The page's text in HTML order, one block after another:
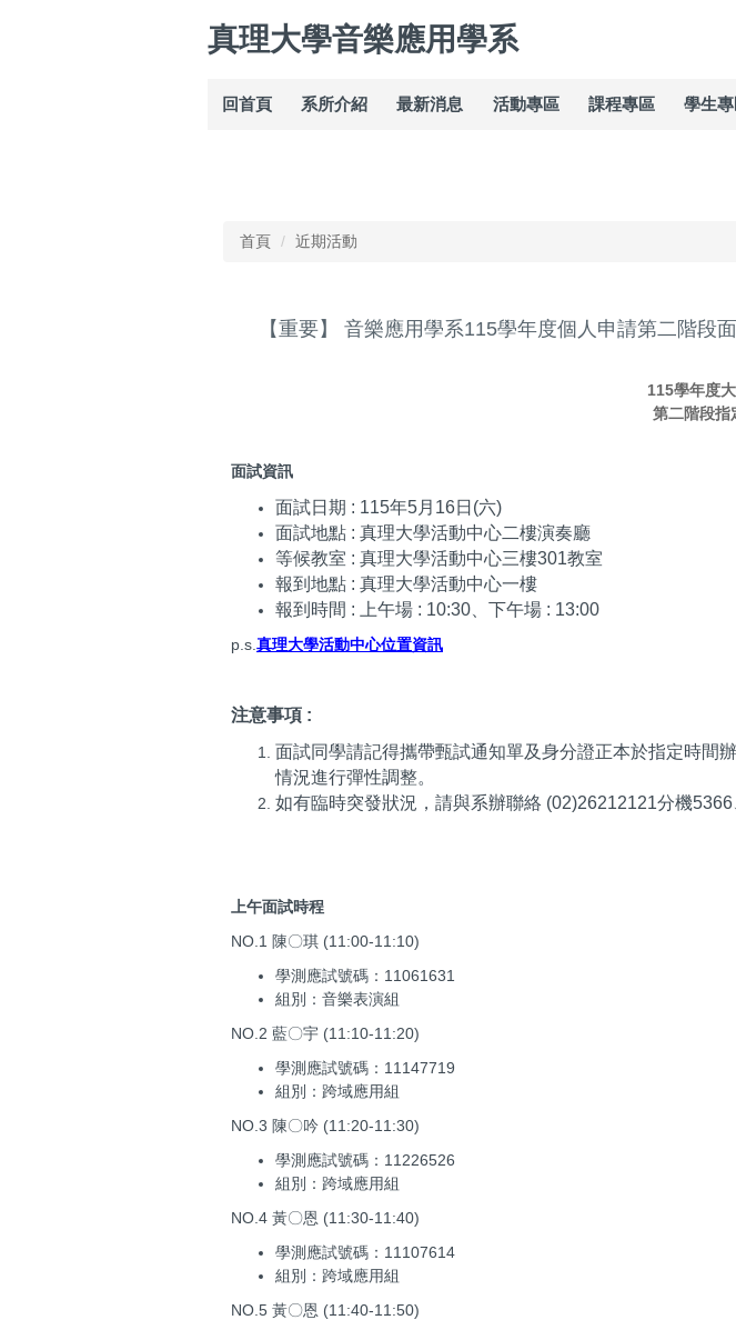
真理大學音樂應用學系
回首頁 系所介紹 最新消息 活動專區 課程專區 學生
首頁 近期活動
【重要】 音樂應用學系115學年度個人申請第二階段
115學年度
第二階段指
面試資訊
面試日期 : 115年5月16日(六)
面試地點 : 真理大學活動中心二樓演奏廳
等候教室 : 真理大學活動中心三樓301教室
報到地點 : 真理大學活動中心一樓
報到時間 : 上午場 : 10:30、下午場 : 13:00
p.s. 真理大學活動中心位置資訊
注意事項 :
面試同學請記得攜帶甄試通知單及身分證正本於指定時間
情況進行彈性調整。
如有臨時突發狀況，請與系辦聯絡 (02)26212121分機
上午面試時程
NO.1 陳〇琪 (11:00-11:10)
學測應試號碼：11061631
組別：音樂表演組
NO.2 藍〇宇 (11:10-11:20)
學測應試號碼：11147719
組別：跨域應用組
NO.3 陳〇吟 (11:20-11:30)
學測應試號碼：11226526
組別：跨域應用組
NO.4 黃〇恩 (11:30-11:40)
學測應試號碼：11107614
組別：跨域應用組
NO.5 黃〇恩 (11:40-11:50)